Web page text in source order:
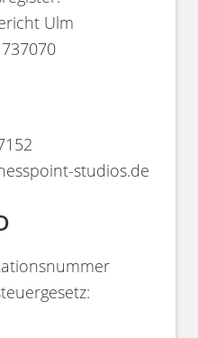
Ulm
studios.de